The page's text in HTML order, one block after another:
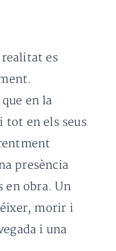
es
en la
en els seus
presència
en obra. Un
morir i
i una